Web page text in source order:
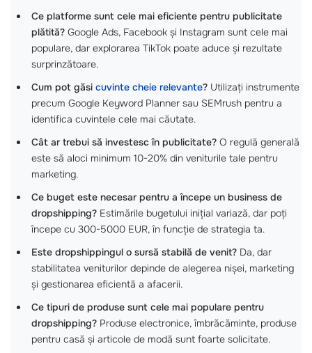
Ce platforme sunt cele mai eficiente pentru publicitate
plătită? Google Ads, Facebook și Instagram sunt cele mai
populare, dar explorarea TikTok poate aduce și rezultate
surprinzătoare.
Cum pot găsi cuvinte cheie relevante? Utilizați instrumente
precum Google Keyword Planner sau SEMrush pentru a
identifica cuvintele cele mai căutate.
Cât ar trebui să investesc în publicitate? O regulă generală
este să aloci minimum 10-20% din veniturile tale pentru
marketing.
Ce buget este necesar pentru a începe un business de
dropshipping? Estimările bugetului inițial variază, dar poți
începe cu 300-5000 EUR, în funcție de strategia ta.
Este dropshippingul o sursă stabilă de venit? Da, dar
stabilitatea veniturilor depinde de alegerea nișei, marketing
și gestionarea eficientă a afacerii.
Ce tipuri de produse sunt cele mai populare pentru
dropshipping? Produse electronice, îmbrăcăminte, produse
pentru casă și articole de modă sunt foarte solicitate.